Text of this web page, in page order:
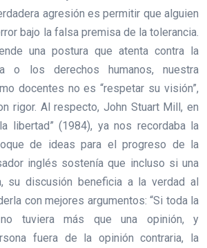
agresión es permitir que alguien
bajo la falsa premisa de la tolerancia.
una postura que atenta contra la
o los derechos humanos, nuestra
docentes no es “respetar su visión”,
rigor. Al respecto, John Stuart Mill, en
libertad” (1984), ya nos recordaba la
de ideas para el progreso de la
inglés sostenía que incluso si una
su discusión beneficia a la verdad al
con mejores argumentos: “Si toda la
no tuviera más que una opinión, y
fuera de la opinión contraria, la